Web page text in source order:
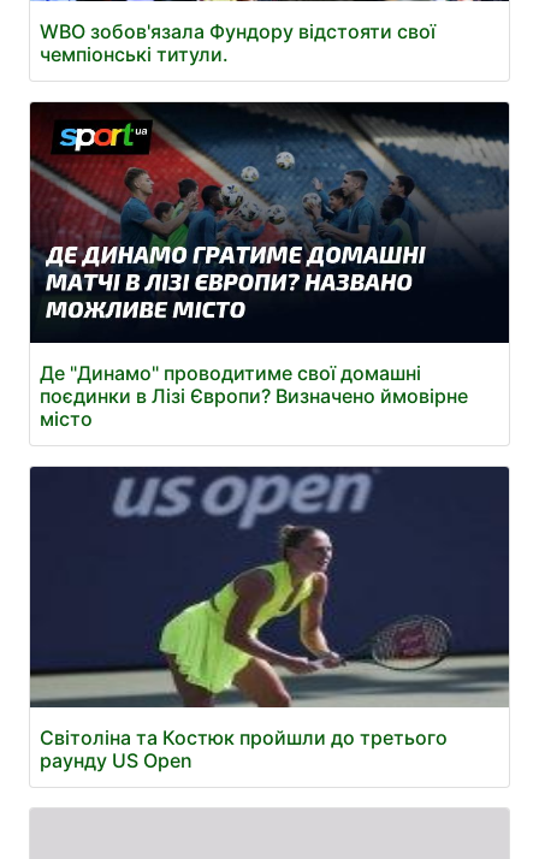
WBO зобов'язала Фундору відстояти свої
чемпіонські титули.
Де "Динамо" проводитиме свої домашні
поєдинки в Лізі Європи? Визначено ймовірне
місто
Світоліна та Костюк пройшли до третього
раунду US Open